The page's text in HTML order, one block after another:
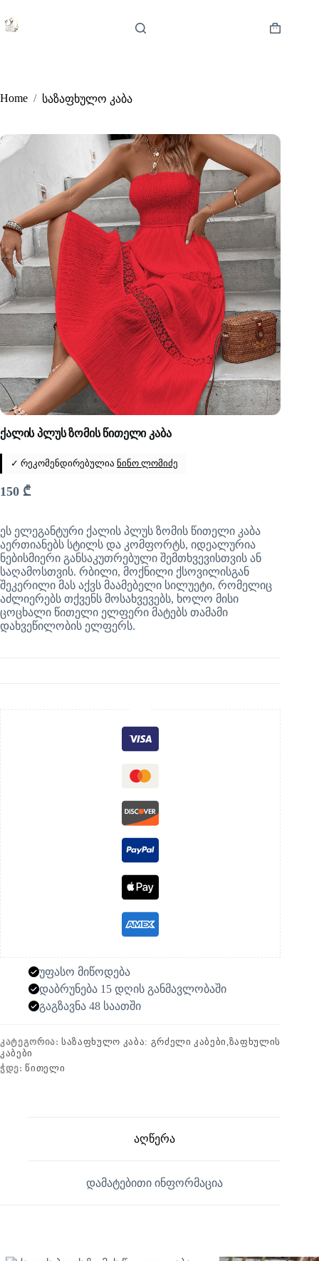
to
content
Shopping
Home / საზაფხულო კაბა
ქალის პლუს ზომის წითელი კაბა
✓ რეკომენდირებულია ნინო ლომიძე
150 ₾
ეს ელეგანტური ქალის პლუს ზომის წითელი კაბა
აერთიანებს სტილს და კომფორტს, იდეალურია
ნებისმიერი განსაკუთრებული შემთხვევისთვის ან
საღამოსთვის. რბილი, მოქნილი ქსოვილისგან
შეკერილი მას აქვს მაამებელი სილუეტი, რომელიც
აძლიერებს თქვენს მოსახვევებს, ხოლო მისი
ცოცხალი წითელი ელფერი მატებს თამამი
დახვეწილობის ელფერს.
უფასო მიწოდება
დაბრუნება 15 დღის განმავლობაში
გაგზავნა 48 საათში
ᲙᲐᲢᲔᲒᲝᲠᲘᲐ:ᲡᲐᲖᲐᲤᲮᲣᲚᲝ ᲙᲐᲑᲐ: ᲒᲠᲫᲔᲚᲘ ᲙᲐᲑᲔᲑᲘ,ᲖᲐᲤᲮᲣᲚᲘᲡ
ᲙᲐᲑᲔᲑᲘ
ᲭᲓᲔ:ᲬᲘᲗᲔᲚᲘ
აღწერა
დამატებითი ინფორმაცია